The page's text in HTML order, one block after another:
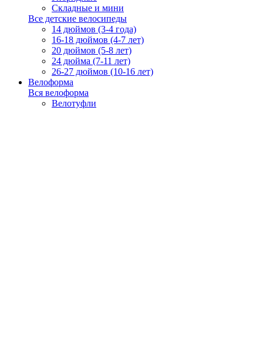
Складные и мини
Все детские велосипеды
14 дюймов (3-4 года)
16-18 дюймов (4-7 лет)
20 дюймов (5-8 лет)
24 дюйма (7-11 лет)
26-27 дюймов (10-16 лет)
Велоформа
Вся велоформа
Велотуфли